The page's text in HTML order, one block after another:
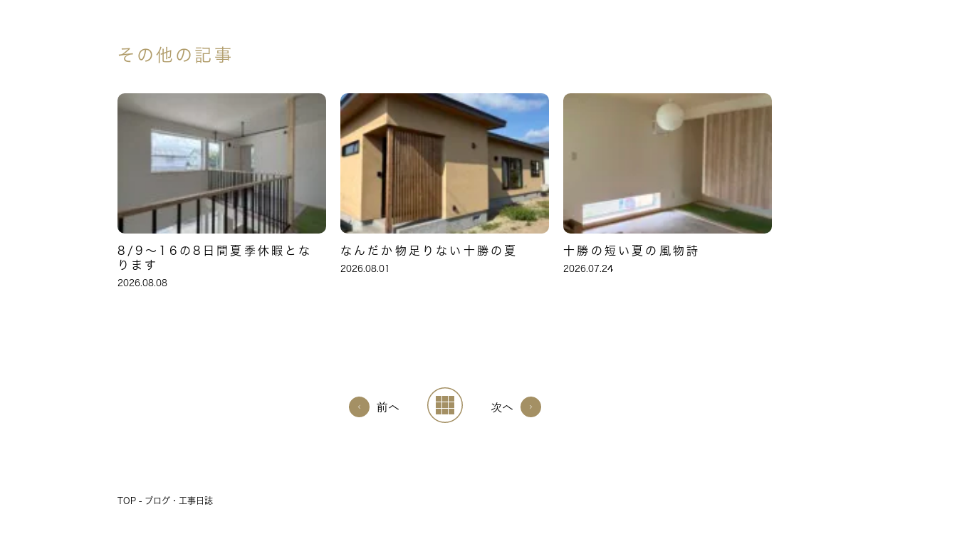
その他の記事
8/9～16の8日間夏季休暇とな
ります
2026.08.08
なんだか物足りない十勝の夏
2026.08.01
十勝の短い夏の風物詩
2026.07.24
前へ 次へ
TOP - ブログ・工事日誌